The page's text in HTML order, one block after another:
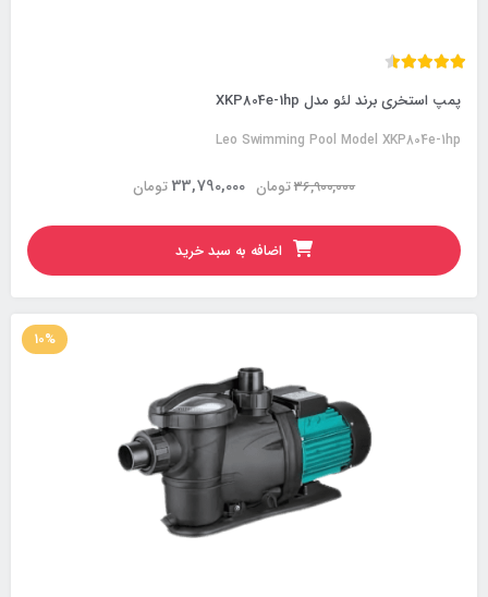
پمپ استخری برند لئو مدل XKP804e-1hp
Leo Swimming Pool Model XKP804e-1hp
تومان36,900,000 تومان33,790,000
اضافه به سبد خرید
10%